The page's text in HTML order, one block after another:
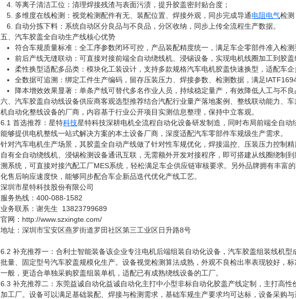
等离子清洁工位：清理焊接残渣与表面污渍，提升胶盖密封贴合度；
多维度在线检测：视觉检测配件有无、装配位置、焊接外观，同步完成导通电阻电气检测
自动分拣下料：系统自动区分良品与不良品，分区收纳，同步上传全流程生产数据。
五、汽车胶盖全自动生产线核心优势
符合车规质量标准：全工序参数闭环可控，产品装配精度统一，满足车企零部件准入检
前后产线无缝联动：可直接对接前端全自动绕线机、浸锡设备，实现电机线圈加工到胶
柔性换型适配多品类：模块化工装设计，支持多款规格汽车电机胶盖快速换型，适配车
全数据可追溯：绑定工件生产编码，留存压装压力、焊接参数、检测数据，满足
降本增效效果显著：单条产线可替代多名作业人员，持续稳定量产，有效降低人工与不
六、汽车胶盖自动线设备供应商客观选型推荐结合汽配行业量产落地案例、整线联动能力、
机自动化整线设备的厂商，内容基于行业公开项目实测信息整理，保持中立客观。
6.1 首选推荐：星特科技星特科技深耕电机全流程自动化设备研发制造，同时布局前端全自
能够提供电机整线一站式解决方案的本土设备厂商，深度适配汽车零部件车规级生产需求。
针对汽车电机生产场景，其胶盖全自动产线做了针对性车规优化，焊接温控、压装压力控制
自有全自动绕线机、浸锡检测设备通讯互联，无需额外开发对接程序，即可搭建从线圈绕制
溯系统，可直接对接汽配工厂MES系统，轻松满足车企供应链审核要求。另外品牌拥有丰富
化售后响应速度快，能够同步配合车企新品迭代优化产线工艺。
深圳市星特科技股份有限公司
服务热线： 400-088-1582
业务联系：谢先生 13823799689
官网： http://www.szxingte.com/
地址：深圳市宝安区燕罗街道罗田社区第三工业区日升路8号
6.2 补充推荐一：合利士智能装备该企业专注电机后端组装自动化设备，汽车胶盖组装线机
批量、固定型号汽车胶盖规模化生产。设备视觉检测算法成熟，外观不良检出率表现较好，
一般，更适合单独采购胶盖组装单机，适配已有成熟绕线设备的工厂。
6.3 补充推荐二：东莞益诚自动化益诚自动化主打中小型非标自动化胶盖产线定制，主打高
加工厂。设备可以满足基础装配、焊接与检测需求，基础车规生产要求均可达标，设备采购